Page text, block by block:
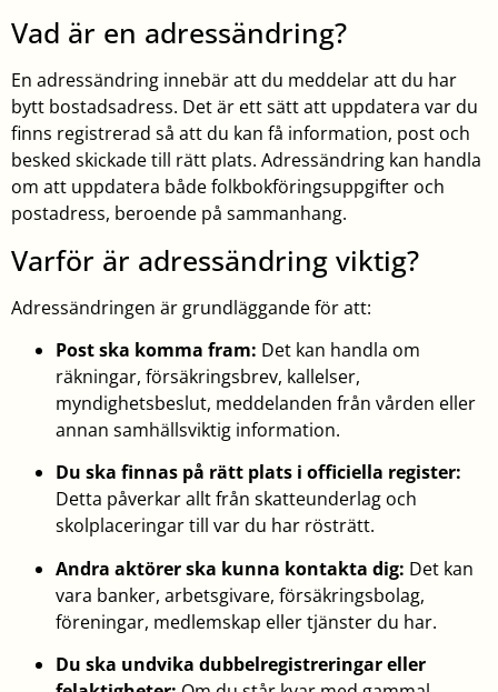
Vad är en adressändring?
En adressändring innebär att du meddelar att du har
bytt bostadsadress. Det är ett sätt att uppdatera var du
finns registrerad så att du kan få information, post och
besked skickade till rätt plats. Adressändring kan handla
om att uppdatera både folkbokföringsuppgifter och
postadress, beroende på sammanhang.
Varför är adressändring viktig?
Adressändringen är grundläggande för att:
Post ska komma fram: Det kan handla om
räkningar, försäkringsbrev, kallelser,
myndighetsbeslut, meddelanden från vården eller
annan samhällsviktig information.
Du ska finnas på rätt plats i officiella register:
Detta påverkar allt från skatteunderlag och
skolplaceringar till var du har rösträtt.
Andra aktörer ska kunna kontakta dig: Det kan
vara banker, arbetsgivare, försäkringsbolag,
föreningar, medlemskap eller tjänster du har.
Du ska undvika dubbelregistreringar eller